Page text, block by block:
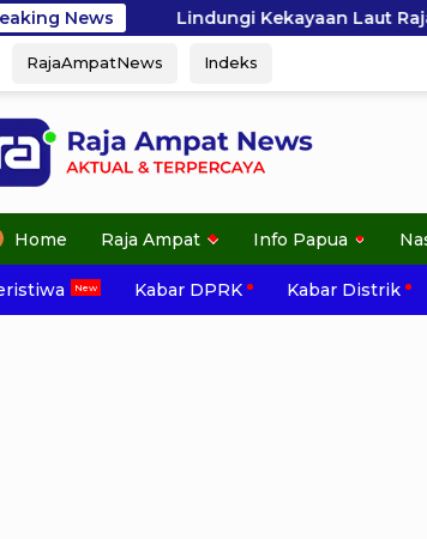
NewsLaut Raja Ampat, GEMPHA
RajaAmpatNews Indeks
Home Raja Ampat Info Papua
Kabar DPRK Kabar Distrik